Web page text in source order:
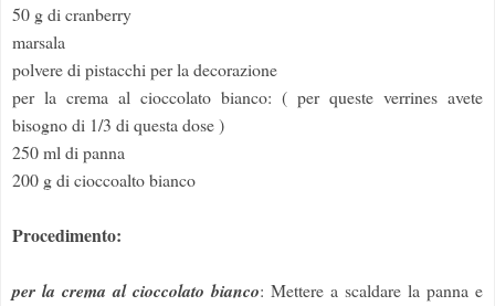
50 g di cranberry
marsala
polvere di pistacchi per la decorazione
per la crema al cioccolato bianco: ( per queste verrines avete
bisogno di 1/3 di questa dose )
250 ml di panna
200 g di cioccoalto bianco
Procedimento:
per la crema al cioccolato bianco: Mettere a scaldare la panna e